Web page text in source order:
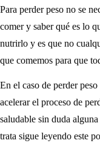
Para perder peso no se
comer y saber qué es lo
nutrirlo y es que no
que comemos para que
En el caso de perder
acelerar el proceso de
saludable sin duda
trata sigue leyendo este